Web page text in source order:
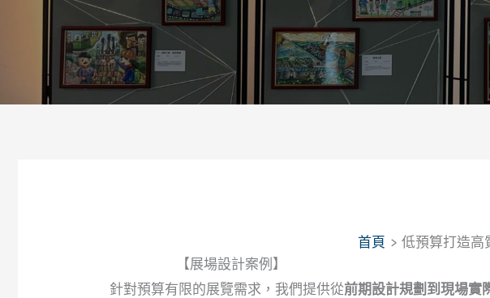
首頁
低預算打造高
【展場設計案例】
針對預算有限的展覽需求，我們提供從前期設計規劃到現場實